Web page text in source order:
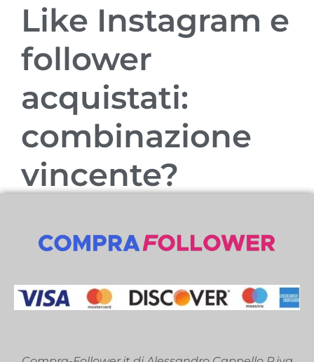
Like Instagram e
follower
acquistati:
combinazione
vincente?